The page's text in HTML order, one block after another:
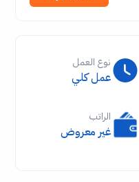
نوع العمل
عمل كلي
الراتب
غير معروض